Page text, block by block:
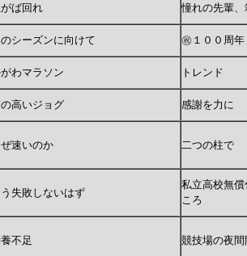
ば回れ 憧れの先輩
シーズンに向けて ㊗１００周年
わマラソン トレンド
高いジョグ 感謝を力に
速いのか 二つの柱で
う失敗しないはず
私立高校無償
ころ
不足 競技場の夜